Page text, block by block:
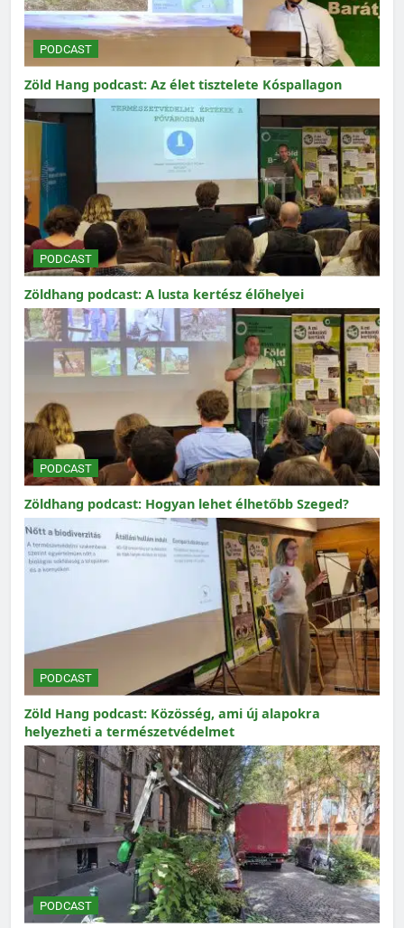
PODCAST
Zöld Hang podcast: Az élet tisztelete Kóspallagon
PODCAST
Zöldhang podcast: A lusta kertész élőhelyei
PODCAST
Zöldhang podcast: Hogyan lehet élhetőbb Szeged?
PODCAST
Zöld Hang podcast: Közösség, ami új alapokra
helyezheti a természetvédelmet
PODCAST